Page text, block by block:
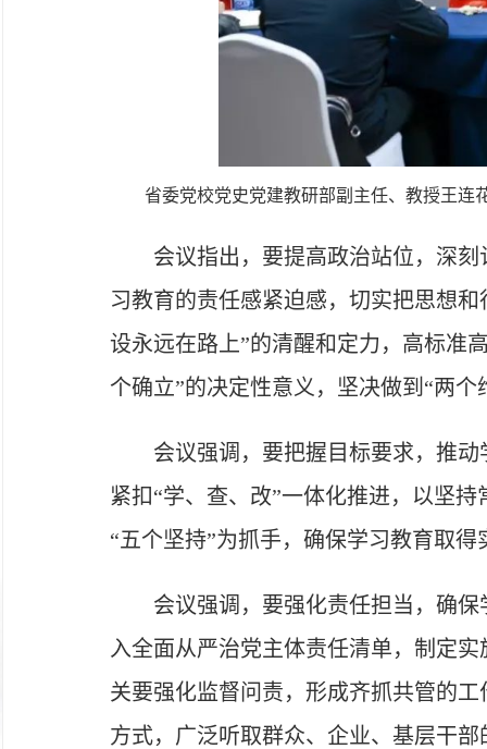
省委党校党史党建教研部副主任、教授王连
会议指出，要提高政治站位，深
习教育的责任感紧迫感，切实把思想
设永远在路上”的清醒和定力，高标准
个确立”的决定性意义，坚决做到“两
会议强调，要把握目标要求，推
紧扣“学、查、改”一体化推进，以坚
“五个坚持”为抓手，确保学习教育取得
会议强调，要强化责任担当，确
入全面从严治党主体责任清单，制定
关要强化监督问责，形成齐抓共管的
方式，广泛听取群众、企业、基层干